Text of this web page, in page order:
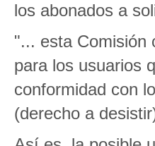
los abonados a
"... esta Comisión
para los usuarios
conformidad con
(derecho a